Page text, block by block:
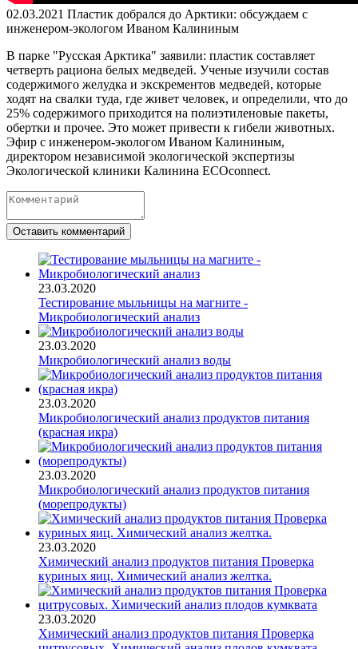
02.03.2021 Пластик добрался до Арктики: обсуждаем с
инженером-экологом Иваном Калининым
В парке "Русская Арктика" заявили: пластик составляет
четверть рациона белых медведей. Ученые изучили состав
содержимого желудка и экскрементов медведей, которые
ходят на свалки туда, где живет человек, и определили, что до
25% содержимого приходится на полиэтиленовые пакеты,
обертки и прочее. Это может привести к гибели животных.
Эфир с инженером-экологом Иваном Калининым,
директором независимой экологической экспертизы
Экологической клиники Калинина ECOconnect.
Оставить комментарий
23.03.2020
Тестирование мыльницы на магните -
Микробиологический анализ
23.03.2020
Микробиологический анализ воды
23.03.2020
Микробиологический анализ продуктов питания
(красная икра)
23.03.2020
Микробиологический анализ продуктов питания
(морепродукты)
23.03.2020
Химический анализ продуктов питания Проверка
куриных яиц. Химический анализ желтка.
23.03.2020
Химический анализ продуктов питания Проверка